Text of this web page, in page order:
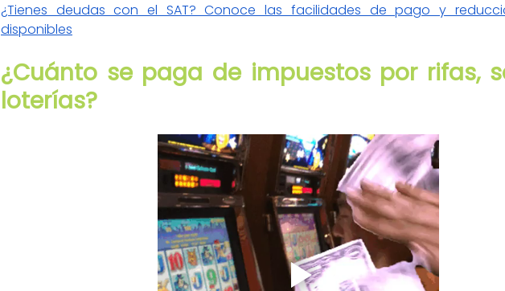
¿Tienes deudas con el SAT? Conoce las facilidades de pago y
disponibles
¿Cuánto se paga de impuestos por rifas,
loterías?